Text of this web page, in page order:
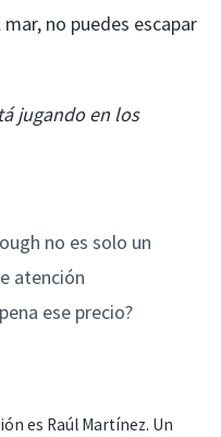
no puedes escapar
jugando en los
no es solo un
atención
ese precio?
es Raúl Martínez. Un